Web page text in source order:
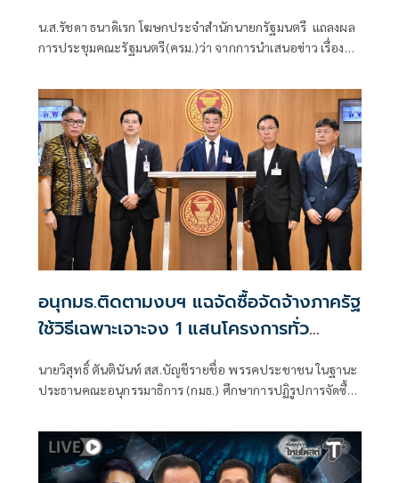
น.ส.รัชดา ธนาดิเรก โฆษกประจำสำนักนายกรัฐมนตรี แถลงผล
การประชุมคณะรัฐมนตรี(ครม.)ว่า จากการนำเสนอข่าว เรื่อง
ร่วมรัฐบาลและนายกฯไปแล้วว่า รัฐบาลนี้มีเสถียรภาพและ
ทำงานร่วมกันอย่างเต็มที่
อนุกมธ.ติดตามงบฯ แฉจัดซื้อจัดจ้างภาครัฐ
ใช้วิธีเฉพาะเจาะจง 1 แสนโครงการทั่ว
ประเทศ เอื้อทุจริตงบกว่า 5 หมื่นล้านบาท
นายวิสุทธิ์ ตันตินันท์ สส.บัญชีรายชื่อ พรรคประชาชน ในฐานะ
ประธานคณะอนุกรรมาธิการ (กมธ.) ศึกษาการปฏิรูปการจัดซื้อ
ติดตามการบริหารงบประมาณ สภาผู้แทนราษฎร แถลงความ
คืบหน้า "การศึกษาการปฏิรูปการจัดซื้อจัดจ้างภาครัฐ" ว่า คณะ
อนุกรรมาธิการชุดนี้ประกอบด้วยตัวแทน สส.